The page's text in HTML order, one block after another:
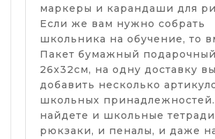
маркеры и карандаши для
Если же вам нужно собрать
школьника на обучение, то
Пакет бумажный
26х32см, на одну доставку
добавить несколько
школьных
найдете и школьные
рюкзаки, и пеналы, и даже